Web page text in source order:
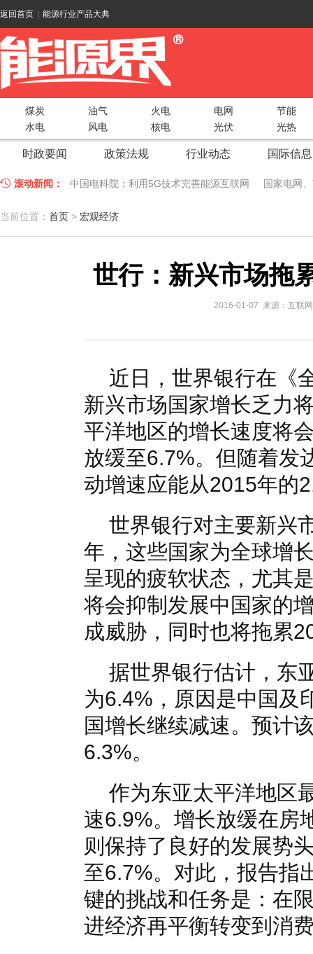
返回首页 能源行业产品大典
煤炭 油气 火电 电网
节能
水电
风电 核电 光伏 光热
时政要闻 政策法规 行业动态 国际信息
滚动新闻： 中国电科院：利用5G技术完善能源互联网 国家电网
江苏车牛山岛智能微电网验收投运
因储能而智慧，为储能而创新——第五届国际储能峰会
低温冷凝技术助力大气污染防治，打造清洁型绿色工业
当前位置： 首页 > 宏观经济
世行：新兴市场拖
2016-01-07 来源：互联
近日，世界银行在《
新兴市场国家增长乏力
平洋地区的增长速度将
放缓至6.7%。但随着发
动增速应能从2015年的
世界银行对主要新兴
年，这些国家为全球增
呈现的疲软状态，尤其
将会抑制发展中国家的
成威胁，同时也将拖累
据世界银行估计，东
为6.4%，原因是中国及
国增长继续减速。预计
6.3%。
作为东亚太平洋地区
速6.9%。增长放缓在房
则保持了良好的发展势
至6.7%。对此，报告指
键的挑战和任务是：在
进经济再平衡转变到消